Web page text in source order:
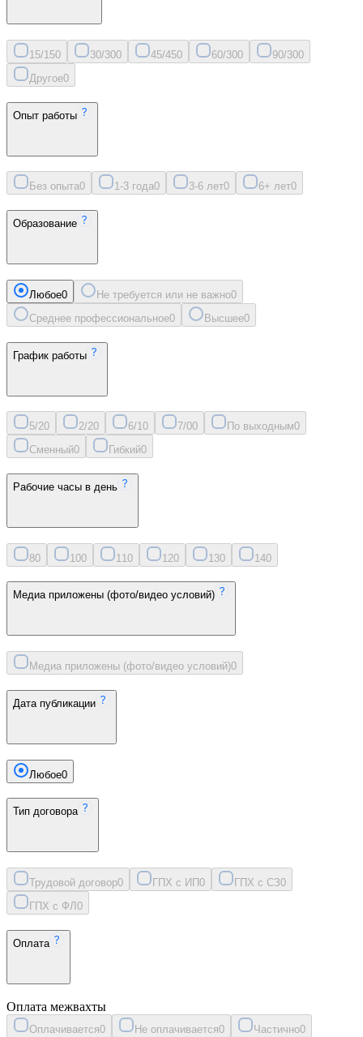
15/150 30/300 45/450 60/300 90/300
Другое0
Опыт работы
Без опыта0 1-3 года0 3-6 лет0 6+ лет0
Образование
Любое0 Не требуется или не важно0
Среднее профессиональное0 Высшее0
График работы
5/20 2/20 6/10 7/00 По выходным0
Сменный0 Гибкий0
Рабочие часы в день
80 100 11 0 120 130 140
Медиа приложены (фото/видео условий)
Медиа приложены (фото/видео условий)0
Дата публикации
Любое0
Тип договора
Трудовой договор0 ГПХ с ИП0 ГПХ с СЗ0
ГПХ с ФЛ 0
Оплата
Оплата межвахты
Оплачивается0 Не оплачивается0 Частично0